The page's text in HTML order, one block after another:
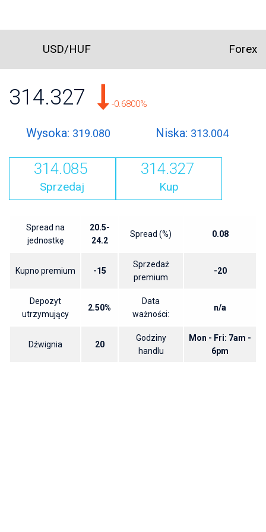
USD/HUF Forex
314.327 -0.6800%
Wysoka: 319.080 Niska: 313.004
314.085
Sprzedaj
314.327
Kup
Spread na
jednostkę
20.5-
24.2
Spread (%) 0.08
Kupno premium -15
Sprzedaż
premium
-20
Depozyt
utrzymujący
2.50%
Data
ważności:
n/a
Dźwignia 20
Godziny
handlu
Mon - Fri: 7am -
6pm